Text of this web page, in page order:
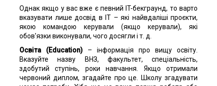
Однак якщо у вас вже є певний IT-бекграунд, то варто
вказувати лише досвід в IT – які найвдаліші проєкти,
якою командою керували (якщо керували), які
обов'язки виконували, чого досягли і т. д.
Освіта (Education) – інформація про вищу освіту.
Вказуйте назву ВНЗ, факультет, спеціальність,
здобутий ступінь, роки навчання. Якщо отримали
червоний диплом, згадайте про це. Школу згадувати